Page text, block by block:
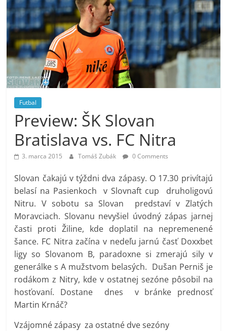
Futbal
Preview: ŠK Slovan
Bratislava vs. FC Nitra
3. marca 2015 Tomáš Zubák 0 Comments
Slovan čakajú v týždni dva zápasy. O 17.30 privítajú
belasí na Pasienkoch v Slovnaft cup druholigovú
Nitru. V sobotu sa Slovan predstaví v Zlatých
Moravciach. Slovanu nevyšiel úvodný zápas jarnej
časti proti Žiline, kde doplatil na nepremenené
šance. FC Nitra začína v nedeľu jarnú časť Doxxbet
ligy so Slovanom B, paradoxne si zmerajú sily v
generálke s A mužstvom belasých. Dušan Perniš je
rodákom z Nitry, kde v ostatnej sezóne pôsobil na
hosťovaní. Dostane dnes v bránke prednosť
Martin Krnáč?
Vzájomné zápasy za ostatné dve sezóny